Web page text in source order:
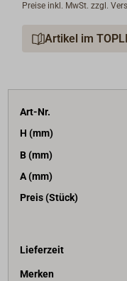
Preise inkl. MwSt. zzgl.
Artikel im
Art-Nr.
H (mm)
B (mm)
A (mm)
Preis (Stück)
Lieferzeit
Merken